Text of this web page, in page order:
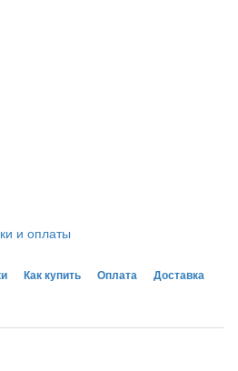
и оплаты
Как купить Оплата Доставка